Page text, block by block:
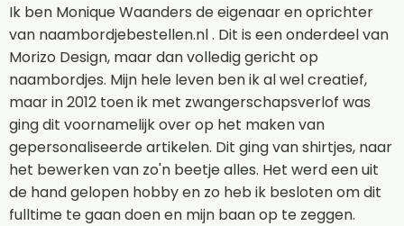
Ik ben Monique Waanders de eigenaar en oprichter
van naambordjebestellen.nl . Dit is een onderdeel van
Morizo Design, maar dan volledig gericht op
naambordjes. Mijn hele leven ben ik al wel creatief,
maar in 2012 toen ik met zwangerschapsverlof was
ging dit voornamelijk over op het maken van
gepersonaliseerde artikelen. Dit ging van shirtjes, naar
het bewerken van zo'n beetje alles. Het werd een uit
de hand gelopen hobby en zo heb ik besloten om dit
fulltime te gaan doen en mijn baan op te zeggen.